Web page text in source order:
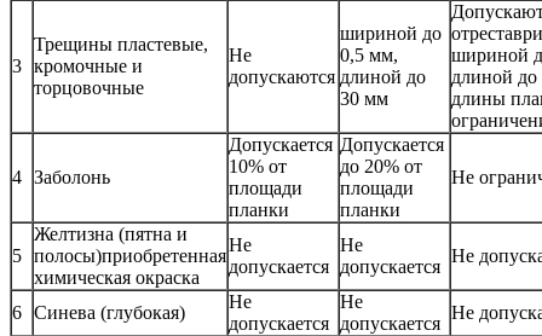
3
Трещины пластевые,
кромочные и
торцовочные
Не
допускаются
шириной до
0,5 мм,
длиной до
30 мм
шириной
длиной до
длины
4 Заболонь
Допускается
10% от
площади
планки
Допускается
до 20% от
площади
планки
Не
5
Желтизна (пятна и
полосы)приобретенная
химическая окраска
Не
допускается
Не
допускается
Не
6 Синева (глубокая)
Не
допускается
Не
допускается
Не